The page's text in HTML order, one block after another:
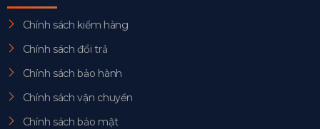
Chính sách kiểm hàng
Chính sách đổi trả
Chính sách bảo hành
Chính sách vận chuyển
Chính sách bảo mật